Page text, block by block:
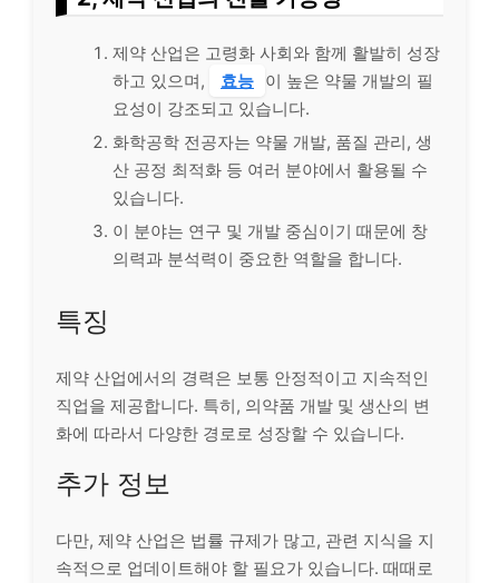
제약 산업은 고령화 사회와 함께 활발히 성장
하고 있으며,
효능 이 높은 약물 개발의 필
요성이 강조되고 있습니다.
화학공학 전공자는 약물 개발, 품질 관리, 생
산 공정 최적화 등 여러 분야에서 활용될 수
있습니다.
이 분야는 연구 및 개발 중심이기 때문에 창
의력과 분석력이 중요한 역할을 합니다.
특징
제약 산업에서의 경력은 보통 안정적이고 지속적인
직업을 제공합니다. 특히, 의약품 개발 및 생산의 변
화에 따라서 다양한 경로로 성장할 수 있습니다.
추가 정보
다만, 제약 산업은 법률 규제가 많고, 관련 지식을 지
속적으로 업데이트해야 할 필요가 있습니다. 때때로